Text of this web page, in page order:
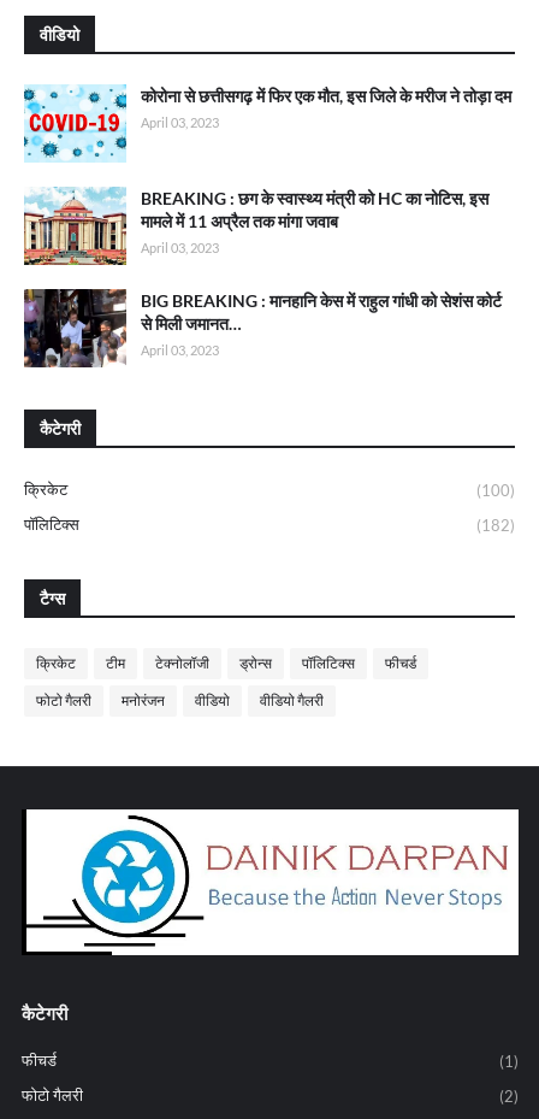
वीडियो
कोरोना से छत्तीसगढ़ में फिर एक मौत, इस जिले के मरीज ने तोड़ा दम
April 03, 2023
BREAKING : छग के स्वास्थ्य मंत्री को HC का नोटिस, इस
मामले में 11 अप्रैल तक मांगा जवाब
April 03, 2023
BIG BREAKING : मानहानि केस में राहुल गांधी को सेशंस कोर्ट
से मिली जमानत…
April 03, 2023
कैटेगरी
क्रिकेट
(100)
पॉलिटिक्स
(182)
टैग्स
क्रिकेट टीम टेक्नोलॉजी ड्रोन्स पॉलिटिक्स फीचर्ड
फोटो गैलरी मनोरंजन वीडियो वीडियो गैलरी
कैटेगरी
फीचर्ड
(1)
फोटो गैलरी
(2)